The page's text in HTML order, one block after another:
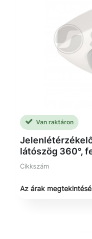
Van raktáron
látószög 360°,
Cikkszám
Az árak